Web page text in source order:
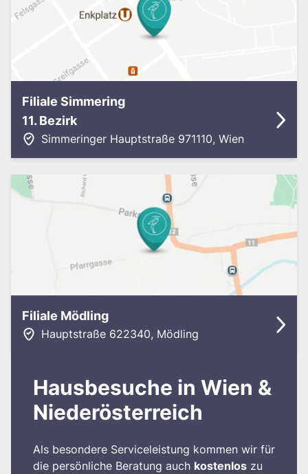
Filiale Simmering
11. Bezirk
Simmeringer Hauptstraße 971110, Wien
Filiale Mödling
Hauptstraße 622340, Mödling
Hausbesuche in Wien &
Niederösterreich
Als besondere Serviceleistung kommen wir für
die persönliche Beratung auch kostenlos zu